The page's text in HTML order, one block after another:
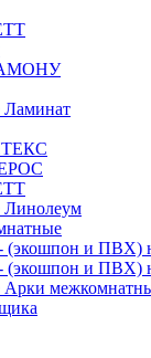
Ламинат
Линолеум
(экошпон и ПВХ)
(экошпон и ПВХ)
Арки